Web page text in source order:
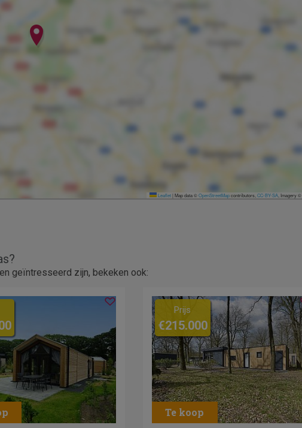
Leaflet | Map data ©OpenStreetMapcontributors, CC-BY-SA, Imagery ©
geïntresseerd zijn, bekeken ook:
Prijs
€215.000